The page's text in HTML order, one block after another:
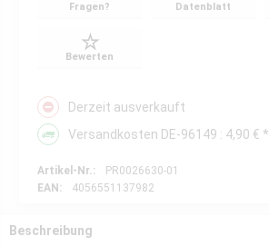
Fragen? Datenblatt
Bewerten
Derzeit ausverkauft
Versandkosten DE-96149 : 4,90 € *
Artikel-Nr.:
PR0026630-01
EAN:
4056551137982
Beschreibung